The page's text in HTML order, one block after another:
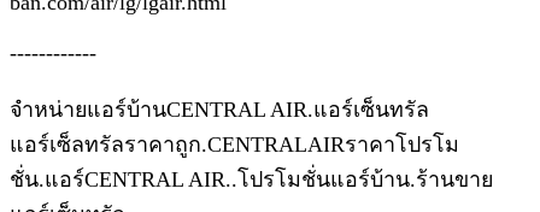
------------
จำหน่ายแอร์บ้านCENTRAL AIR.แอร์เซ็นทรัล
แอร์เซ็ลทรัลราคาถูก.CENTRALAIRราคาโปรโม
ชั่น.แอร์CENTRAL AIR..โปรโมชั่นแอร์บ้าน.ร้านขาย